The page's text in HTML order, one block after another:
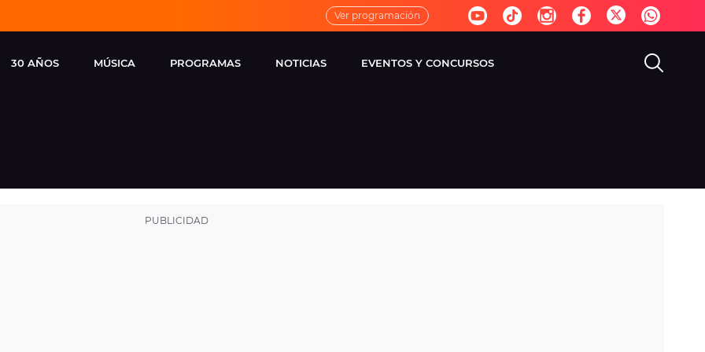
Ver programación
30 AÑOS MÚSICA
FM
PROGRAMAS
VIRALES
NOTICIAS EVENTOS Y CONCURSOS